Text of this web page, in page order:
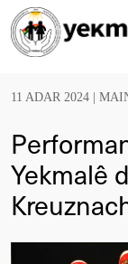
11 ADAR 2024 |
Yekmalê